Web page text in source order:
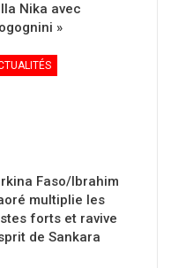
Nika avec
»
Faso/Ibrahim
multiplie les
forts et ravive
de Sankara